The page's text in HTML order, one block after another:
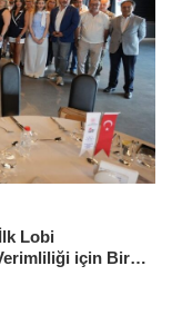
Lobi
için Bir